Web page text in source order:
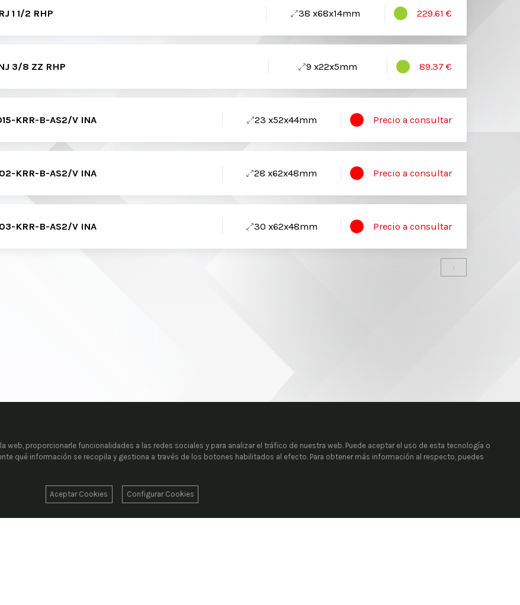
1 1/2 RHP 38 x68x14mm 229.61 €
3/8 ZZ RHP 9 x22x5mm 89.37 €
KRR-B-AS2/V INA 23 x52x44mm Precio a consultar
KRR-B-AS2/V INA 28 x62x48mm Precio a consultar
KRR-B-AS2/V INA 30 x62x48mm Precio a consultar
proporcionarle funcionalidades a las redes sociales y para analizar el tráfico de nuestra web. Puede aceptar el uso de esta tecnología o
qué información se recopila y gestiona a través de los botones habilitados al efecto. Para obtener más información al respecto, puedes
Aceptar Cookies Configurar Cookies